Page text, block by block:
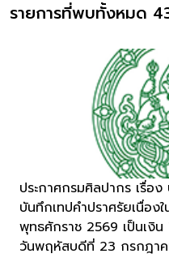
รายการที่พบทั้งหมด
ประกาศกรมศิลปากร เรื่อง
บันทึกเทปคำปราศรัยเนื่อง
พุทธศักราช 2569 เป็นเงิ
วันพฤหัสบดีที่ 23 กรกฎา